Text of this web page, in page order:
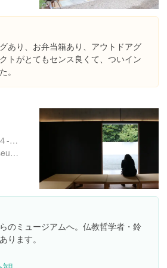
あり、お弁当箱あり、アウトドアグ
トがとてもセンス良くて、ついイン
。
石川県金沢市本多町３丁目４-２０
https://www.kanazawa-museum.jp/daisetz/
のミュージアムへ。仏教哲学者・鈴
ります。